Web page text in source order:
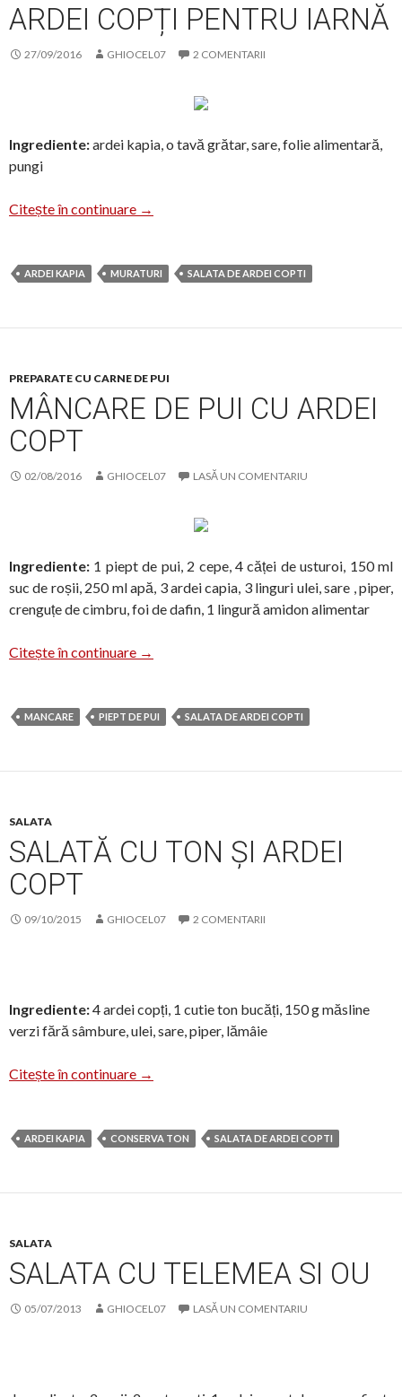
ARDEI COPȚI PENTRU IARNĂ
27/09/2016 GHIOCEL07 2 COMENTARII
Ingrediente:ardei kapia, o tavă grătar, sare, folie alimentară,
pungi
Citește în continuare Ardei copți pentru iarnă
→
ARDEI KAPIA MURATURI SALATA DE ARDEI COPTI
PREPARATE CU CARNE DE PUI
MÂNCARE DE PUI CU ARDEI
COPT
02/08/2016 GHIOCEL07 LASĂ UN COMENTARIU
Ingrediente: 1 piept de pui, 2 cepe, 4 căței de usturoi, 150 ml
suc de roșii, 250 ml apă, 3 ardei capia, 3 linguri ulei, sare , piper,
crenguțe de cimbru, foi de dafin, 1 lingură amidon alimentar
Citește în continuare Mâncare de pui cu ardei copt
→
MANCARE PIEPT DE PUI SALATA DE ARDEI COPTI
SALATA
SALATĂ CU TON ȘI ARDEI
COPT
09/10/2015 GHIOCEL07 2 COMENTARII
Ingrediente:4 ardei copți, 1 cutie ton bucăți, 150 g măsline
verzi fără sâmbure, ulei, sare, piper, lămâie
Citește în continuare Salată cu ton și ardei copt
→
ARDEI KAPIA CONSERVA TON SALATA DE ARDEI COPTI
SALATA
SALATA CU TELEMEA SI OU
05/07/2013 GHIOCEL07 LASĂ UN COMENTARIU